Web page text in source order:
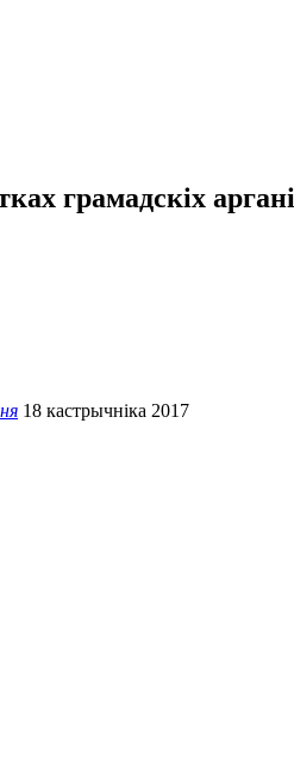
грамадскіх
18 кастрычніка 2017